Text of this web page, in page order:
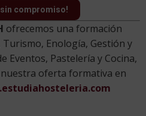
compromiso!
ofrecemos una formación
Enología, Gestión y
Eventos, Pastelería y Cocina,
oferta formativa en